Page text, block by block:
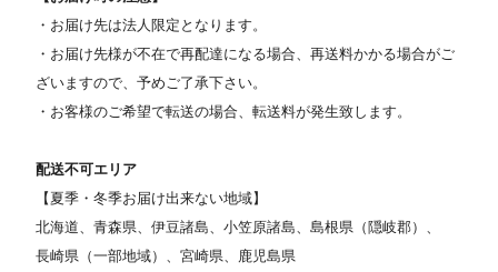
・お届け先は法人限定となります。
・お届け先様が不在で再配達になる場合、再送料かかる場合がご
ざいますので、予めご了承下さい。
・お客様のご希望で転送の場合、転送料が発生致します。
配送不可エリア
【夏季・冬季お届け出来ない地域】
北海道、青森県、伊豆諸島、小笠原諸島、島根県（隠岐郡）、
長崎県（一部地域）、宮崎県、鹿児島県